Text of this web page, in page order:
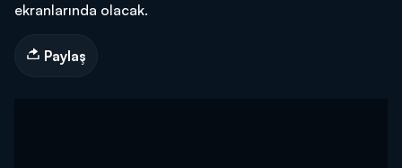
ekranlarında olacak.
Paylaş